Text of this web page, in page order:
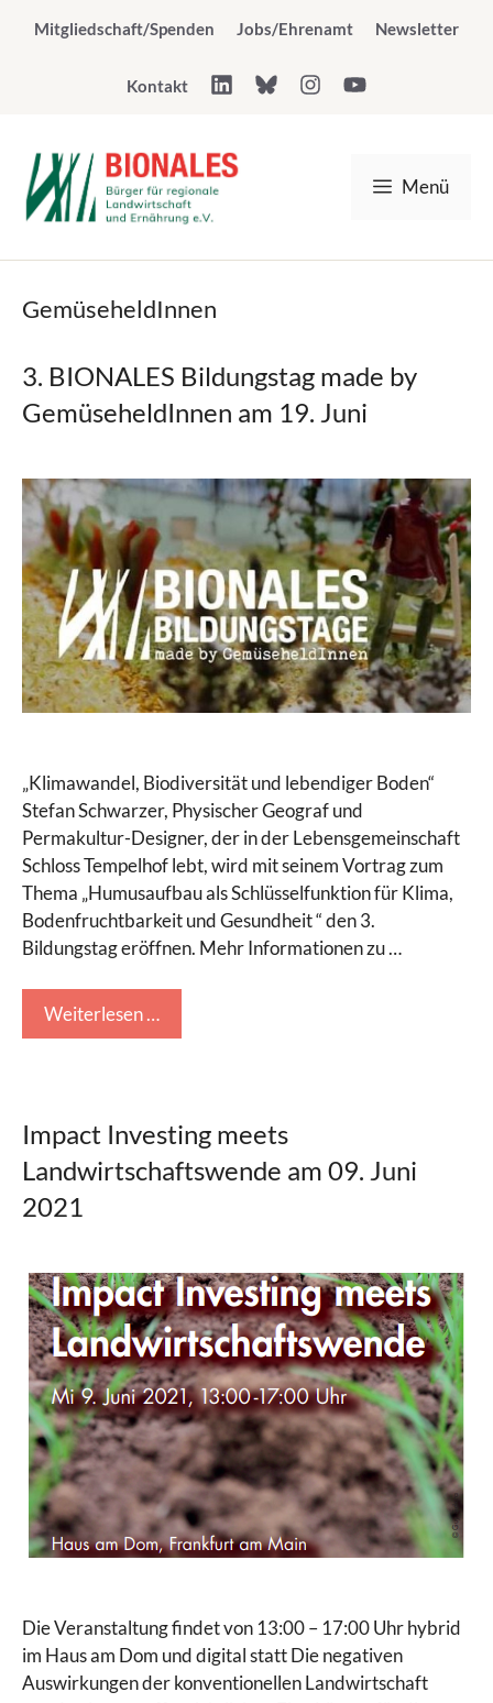
InhaltMitgliedschaft/Spenden Jobs/Ehrenamt Newsletter
Kontakt
Menü
GemüseheldInnen
3. BIONALES Bildungstag made by
GemüseheldInnen am 19. Juni
„Klimawandel, Biodiversität und lebendiger Boden“
Stefan Schwarzer, Physischer Geograf und
Permakultur-Designer, der in der Lebensgemeinschaft
Schloss Tempelhof lebt, wird mit seinem Vortrag zum
Thema „Humusaufbau als Schlüsselfunktion für Klima,
Bodenfruchtbarkeit und Gesundheit “ den 3.
Bildungstag eröffnen. Mehr Informationen zu …
Weiterlesen …
Impact Investing meets
Landwirtschaftswende am 09. Juni
2021
Die Veranstaltung findet von 13:00 – 17:00 Uhr hybrid
im Haus am Dom und digital statt Die negativen
Auswirkungen der konventionellen Landwirtschaft